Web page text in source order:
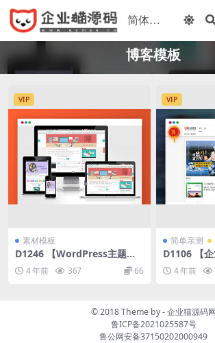
博客模板
VIP
素材模板
D1246 【WordPress主题】
博客模板 艺术主题-artblog博
客模板源码
4 年前 367 66
VIP
简单亲测
D1106 【
改Typecho
4 年前
© 2018 Theme by -企业猫源码网
鲁ICP备2021025587号
鲁公网安备37150202000949